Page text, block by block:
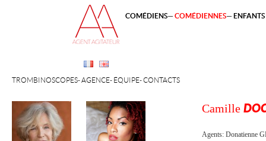
TROMBINOSCOPES AGENCE ÉQUIPE CONTACTS
COMÉDIENS COMÉDIENNES
Camille
Agents: Donatienne